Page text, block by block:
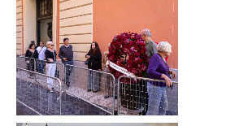
Sin leyenda
El presidente de la